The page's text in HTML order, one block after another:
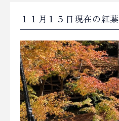
１１月１５日現在の紅葉